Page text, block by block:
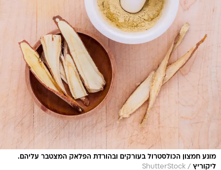
מונע חמצון הכולסטרול בעורקים ובהורדת הפלאק המצטבר עליהם.
ליקוריץ /
ShutterStock